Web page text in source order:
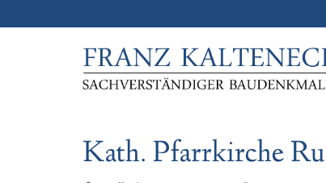
Kath. Pfarrkirche